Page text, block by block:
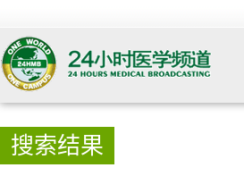
搜索结果